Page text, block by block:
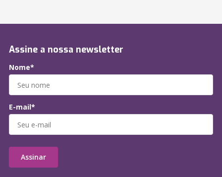
Assine a nossa newsletter
Nome*
E-mail*
Assinar